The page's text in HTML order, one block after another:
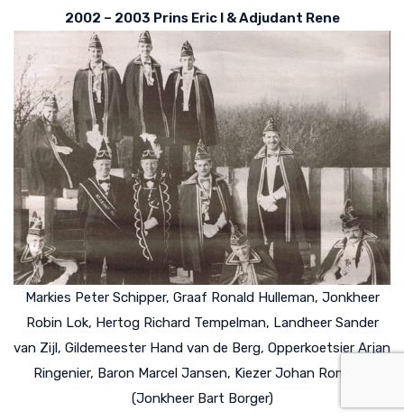
2002 – 2003 Prins Eric I & Adjudant Rene
Markies Peter Schipper, Graaf Ronald Hulleman, Jonkheer
Robin Lok, Hertog Richard Tempelman, Landheer Sander
van Zijl, Gildemeester Hand van de Berg, Opperkoetsier Arjan
Ringenier, Baron Marcel Jansen, Kiezer Johan Romkes,
(Jonkheer Bart Borger)